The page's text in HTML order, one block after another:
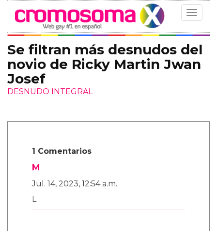
Toggle
Se filtran más desnudos del
novio de Ricky Martin Jwan
Josef
DESNUDO INTEGRAL
1 Comentarios
M
Jul. 14, 2023, 12:54 a.m.
L